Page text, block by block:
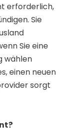
erforderlich,
Sie
Sie eine
wählen
einen neuen
sorgt